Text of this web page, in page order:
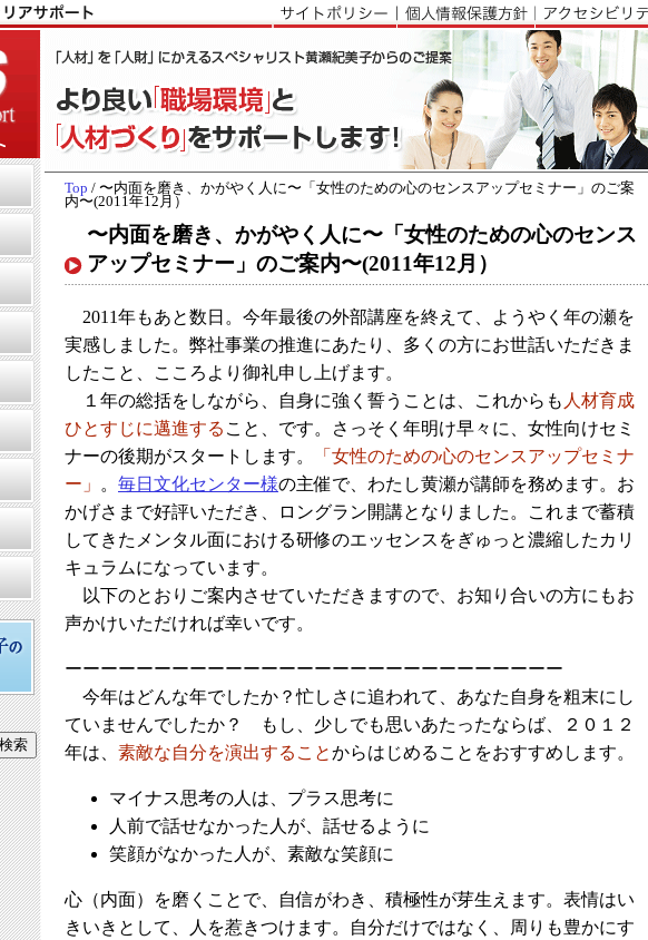
Top / 〜内面を磨き、かがやく人に〜「女性のための心のセンスアップセミナー」のご案
内〜(2011年12月）
〜内面を磨き、かがやく人に〜「女性のための心のセンス
アップセミナー」のご案内〜(2011年12月）
2011年もあと数日。今年最後の外部講座を終えて、ようやく年の瀬を
実感しました。弊社事業の推進にあたり、多くの方にお世話いただきま
したこと、こころより御礼申し上げます。
１年の総括をしながら、自身に強く誓うことは、これからも 人材育成
ひとすじに邁進する こと、です。さっそく年明け早々に、女性向けセミ
ナーの後期がスタートします。
「女性のための心のセンスアップセミナ
ー」
。 毎日文化センター様の主催で、わたし黄瀬が講師を務めます。お
かげさまで好評いただき、ロングラン開講となりました。これまで蓄積
してきたメンタル面における研修のエッセンスをぎゅっと濃縮したカリ
キュラムになっています。
以下のとおりご案内させていただきますので、お知り合いの方にもお
声かけいただければ幸いです。
ーーーーーーーーーーーーーーーーーーーーーーーーーーーー
今年はどんな年でしたか？忙しさに追われて、あなた自身を粗末にし
ていませんでしたか？ もし、少しでも思いあたったならば、２０１２
年は、 素敵な自分を演出することからはじめることをおすすめします。
マイナス思考の人は、プラス思考に
人前で話せなかった人が、話せるように
笑顔がなかった人が、素敵な笑顔に
心（内面）を磨くことで、自信がわき、積極性が芽生えます。表情はい
きいきとして、人を惹きつけます。自分だけではなく、周りも豊かにす